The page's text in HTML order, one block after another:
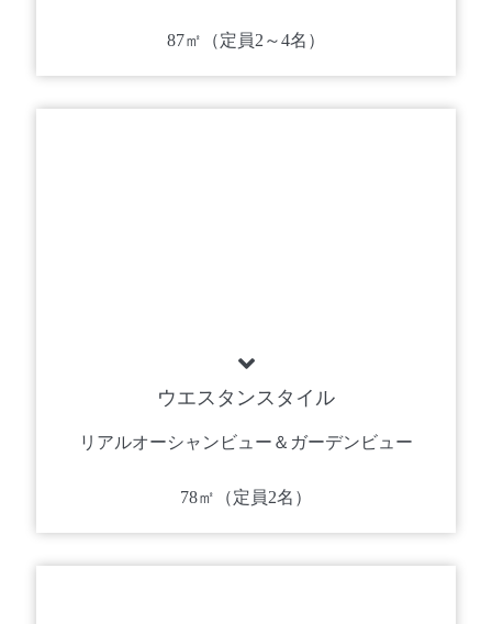
87㎡（定員2～4名）
ウエスタンスタイル
リアルオーシャンビュー＆ガーデンビュー
78㎡（定員2名）